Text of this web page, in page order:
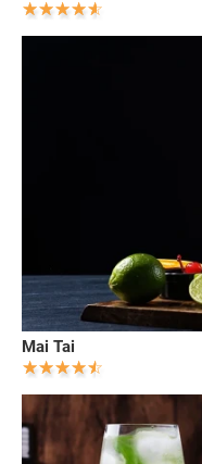
Mai Tai